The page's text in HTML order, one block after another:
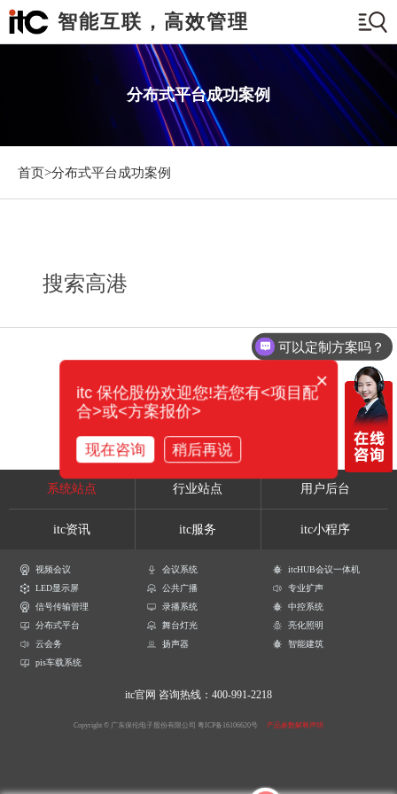
智能互联，高效管理
分布式平台成功案例
首页>分布式平台成功案例
搜索高港
系统站点 行业站点 用户后台
itc资讯 itc服务 itc小程序
视频会议 会议系统
itcHUB会议一体机
LED显示屏
公共广播
专业扩声
信号传输管理
录播系统
中控系统
分布式平台
舞台灯光
亮化照明
云会务
扬声器
智能建筑
pis车载系统
itc官网 咨询热线：400-991-2218
Copyright © 广东保伦电子股份有限公司 粤ICP备16106620号 产品参数解释声明
可以定制方案吗？
×
itc 保伦股份欢迎您!若您有<项目配
合>或<方案报价>
现在咨询 稍后再说